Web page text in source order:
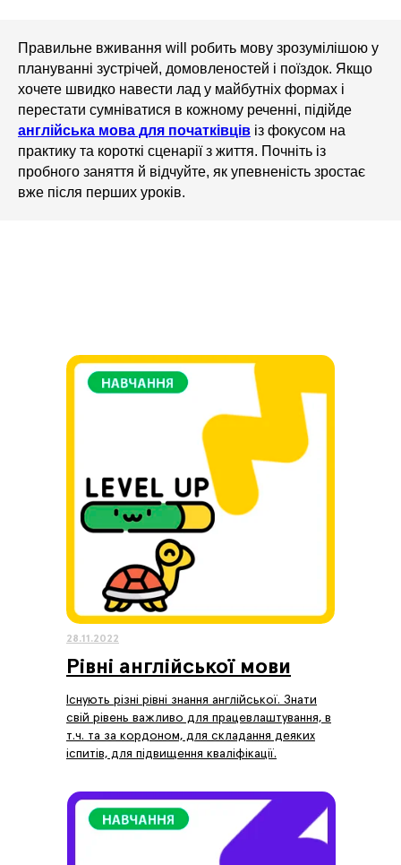
Правильне вживання will робить мову зрозумілішою у
плануванні зустрічей, домовленостей і поїздок. Якщо
хочете швидко навести лад у майбутніх формах і
перестати сумніватися в кожному реченні, підійде
англійська мова для початківців із фокусом на
практику та короткі сценарії з життя. Почніть із
пробного заняття й відчуйте, як упевненість зростає
вже після перших уроків.
Рівні англійської мови
Існують різні рівні знання англійської. Знати
свій рівень важливо для працевлаштування, в
т.ч. та за кордоном, для складання деяких
іспитів, для підвищення кваліфікації.
28.11.2022